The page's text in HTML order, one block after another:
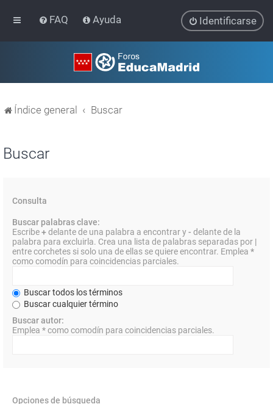
FAQ Ayuda Identificarse
Índice general Buscar
Buscar
Consulta
Buscar palabras clave:
Escribe+delante de una palabra a encontrar y- delante de la
palabra para excluirla. Crea una lista de palabras separadas por |
entre corchetes si solo una de ellas se quiere encontrar. Emplea *
como comodín para coincidencias parciales.
Buscar todos los términos
Buscar cualquier término
Buscar autor:
Emplea * como comodín para coincidencias parciales.
Opciones de búsqueda